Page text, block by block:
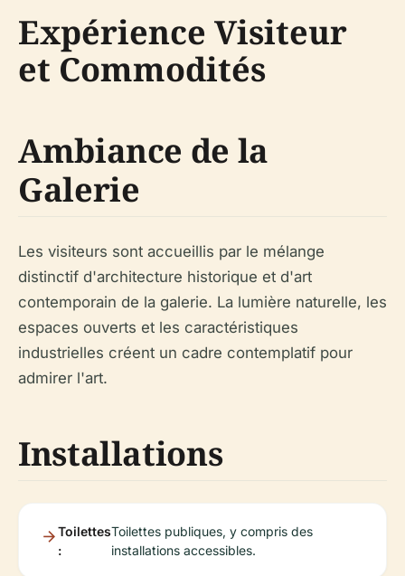
Expérience Visiteur
et Commodités
Ambiance de la
Galerie
Les visiteurs sont accueillis par le mélange
distinctif d'architecture historique et d'art
contemporain de la galerie. La lumière naturelle, les
espaces ouverts et les caractéristiques
industrielles créent un cadre contemplatif pour
admirer l'art.
Installations
Toilettes
:
Toilettes publiques, y compris des
installations accessibles.